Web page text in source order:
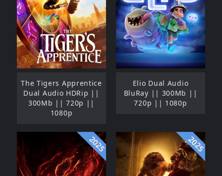
The Tigers Apprentice
Dual Audio HDRip ||
300Mb || 720p ||
1080p
Elio Dual Audio
BluRay || 300Mb ||
720p || 1080p
2025 2025